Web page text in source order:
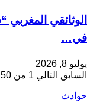
الوثائقي المغربي
في…
يوليو 8, 2026
السابق التالي 1 من 50
حوادث